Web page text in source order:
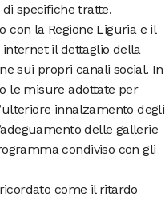
specifiche tratte.
con la Regione Liguria e il
il dettaglio della
sui propri canali social. In
le misure adottate per
innalzamento degli
delle gallerie
condiviso con gli
come il ritardo